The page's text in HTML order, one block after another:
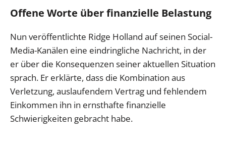
Offene Worte über finanzielle Belastung
Nun veröffentlichte Ridge Holland auf seinen Social-
Media-Kanälen eine eindringliche Nachricht, in der
er über die Konsequenzen seiner aktuellen Situation
sprach. Er erklärte, dass die Kombination aus
Verletzung, auslaufendem Vertrag und fehlendem
Einkommen ihn in ernsthafte finanzielle
Schwierigkeiten gebracht habe.